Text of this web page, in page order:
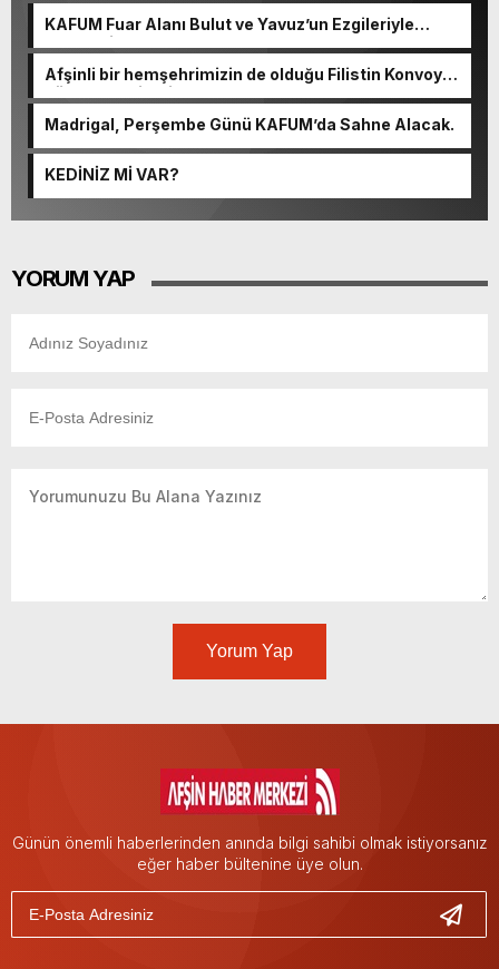
KAFUM Fuar Alanı Bulut ve Yavuz’un Ezgileriyle
Şenlendi.
Afşinli bir hemşehrimizin de olduğu Filistin Konvoyu,
güçlenerek ilerliyor.
Madrigal, Perşembe Günü KAFUM’da Sahne Alacak.
KEDİNİZ Mİ VAR?
YORUM YAP
Yorum Yap
Günün önemli haberlerinden anında bilgi sahibi olmak istiyorsanız
eğer haber bültenine üye olun.